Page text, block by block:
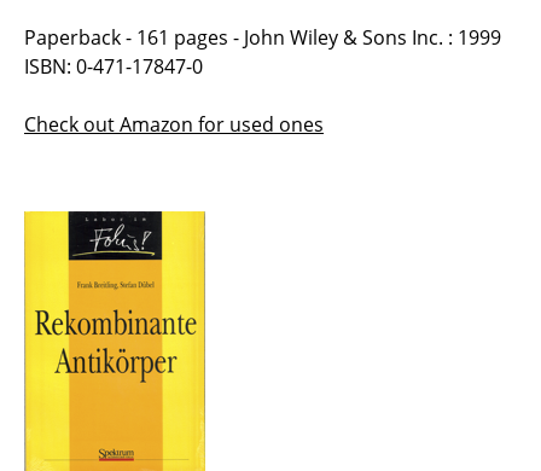
Paperback - 161 pages - John Wiley & Sons Inc. : 1999
ISBN: 0-471-17847-0
Check out Amazon for used ones